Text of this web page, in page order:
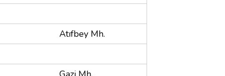
Atıfbey Mh.